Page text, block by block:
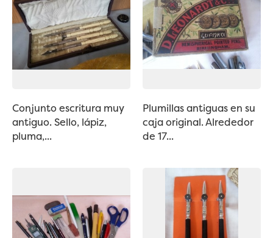
Conjunto escritura muy
antiguo. Sello, lápiz,
pluma,...
Plumillas antiguas en su
caja original. Alrededor
de 17...